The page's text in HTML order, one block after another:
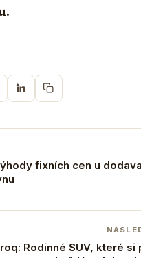
.
fixních cen u
Rodinné SUV, které si